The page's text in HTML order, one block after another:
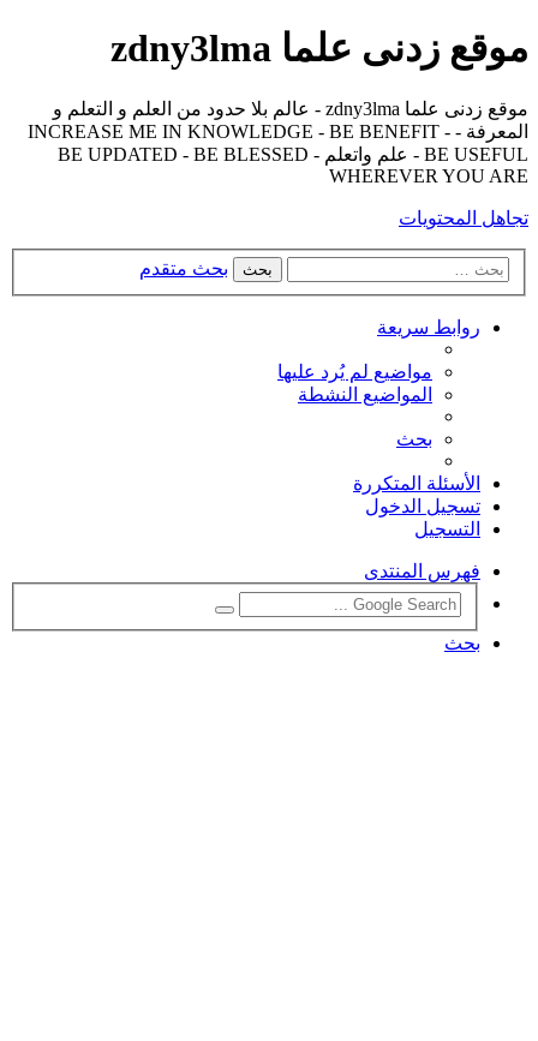
موقع زدنى علما zdny3lma
موقع زدنى علما zdny3lma - عالم بلا حدود من العلم و التعلم و
المعرفة - INCREASE ME IN KNOWLEDGE - BE BENEFIT -
BE USEFUL - علم واتعلم - BE UPDATED - BE BLESSED
WHEREVER YOU ARE
تجاهل المحتويات
بحث بحث متقدم
روابط سريعة
مواضيع لم يُرد عليها
المواضيع النشطة
بحث
الأسئلة المتكررة
تسجيل الدخول
التسجيل
فهرس المنتدى
بحث